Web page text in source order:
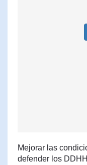
Mejorar las
defender los